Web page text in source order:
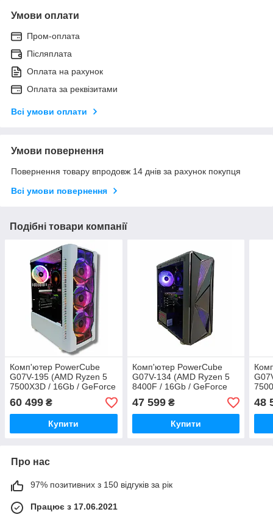
Умови оплати
Пром-оплата
Післяплата
Оплата на рахунок
Оплата за реквізитами
Всі умови оплати
Умови повернення
Повернення товару впродовж 14 днів за рахунок покупця
Всі умови повернення
Подібні товари компанії
Комп'ютер PowerCube
G07V-195 (AMD Ryzen 5
7500X3D / 16Gb / GeForce
RTX 3080 10GB / SSD
512Gb / 800W / USB 3.2)
60 499 ₴
Купити
Комп'ютер PowerCube
G07V-134 (AMD Ryzen 5
8400F / 16Gb / GeForce
RTX 3060 12GB / SSD
512Gb / 600W / USB 3.2)
47 599₴
Купити
48
Про нас
97% позитивних з 150 відгуків за рік
Працює з 17.06.2021